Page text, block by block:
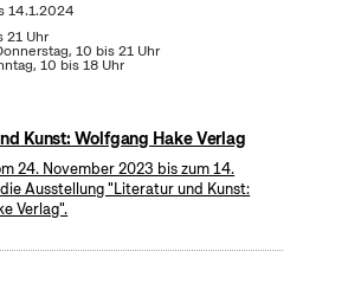
14.1.2024
21 Uhr
10 bis 21 Uhr
10 bis 18 Uhr
Kunst: Wolfgang Hake Verlag
24. November 2023 bis zum 14.
Ausstellung "Literatur und Kunst:
Verlag".